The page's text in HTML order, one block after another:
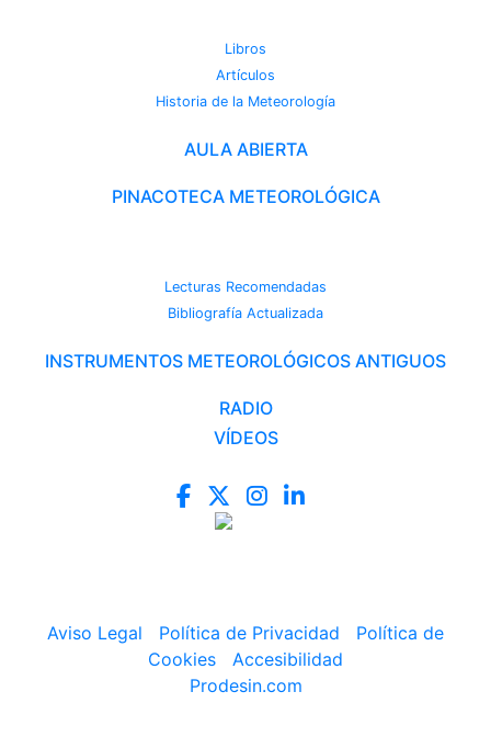
Libros
Artículos
Historia de la Meteorología
AULA ABIERTA
PINACOTECA METEOROLÓGICA
Lecturas Recomendadas
Bibliografía Actualizada
INSTRUMENTOS METEOROLÓGICOS ANTIGUOS
RADIO
VÍDEOS
Aviso Legal Política de Privacidad
Política de
Cookies
Accesibilidad
Prodesin.com